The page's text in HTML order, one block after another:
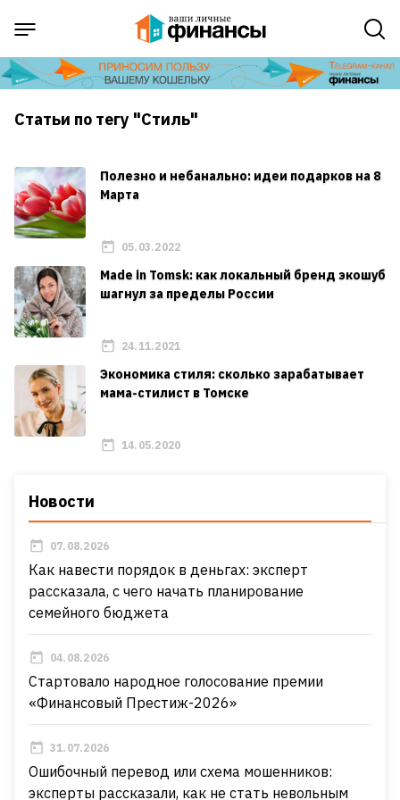
Статьи по тегу "Стиль"
Полезно и небанально: идеи подарков на 8
Марта
05.03.2022
Made in Tomsk: как локальный бренд экошуб
шагнул за пределы России
24.11.2021
Экономика стиля: сколько зарабатывает
мама-стилист в Томске
14.05.2020
Новости
07.08.2026
Как навести порядок в деньгах: эксперт
рассказала, с чего начать планирование
семейного бюджета
04.08.2026
Стартовало народное голосование премии
«Финансовый Престиж-2026»
31.07.2026
Ошибочный перевод или схема мошенников:
эксперты рассказали, как не стать невольным